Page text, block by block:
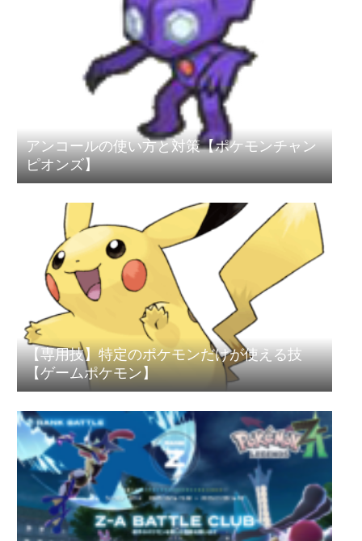
アンコールの使い方と対策【ポケモンチャン
ピオンズ】
【専用技】特定のポケモンだけが使える技
【ゲームポケモン】